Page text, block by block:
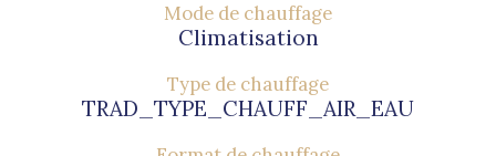
Mode de chauffage
Climatisation
Type de chauffage
TRAD_TYPE_CHAUFF_AIR_EAU